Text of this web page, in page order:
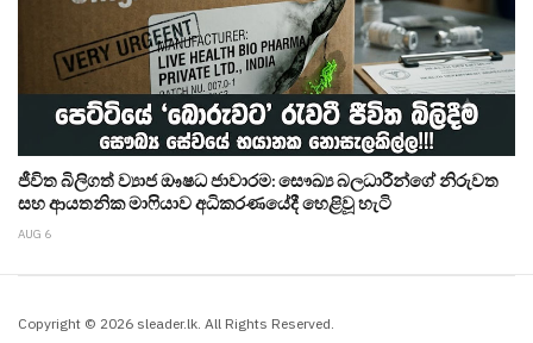
ජීවිත බිලිගත් ව්‍යාජ ඖෂධ ජාවාරම: සෞඛ්‍ය බලධාරීන්ගේ නිරුවත
සහ ආයතනික මාෆියාව අධිකරණයේදී හෙළිවූ හැටි
AUG 6
Copyright © 2026 sleader.lk. All Rights Reserved.